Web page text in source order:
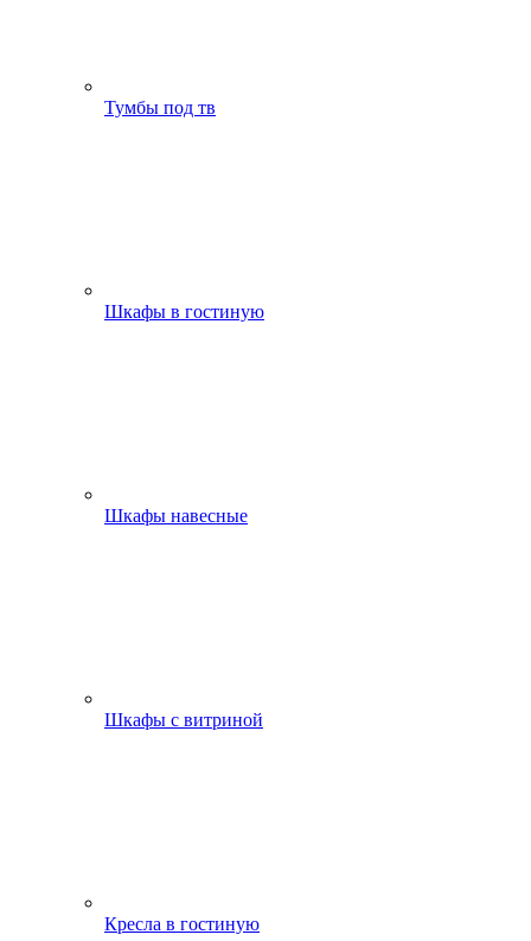
Тумбы под тв
Шкафы в гостиную
Шкафы навесные
Шкафы с витриной
Кресла в гостиную